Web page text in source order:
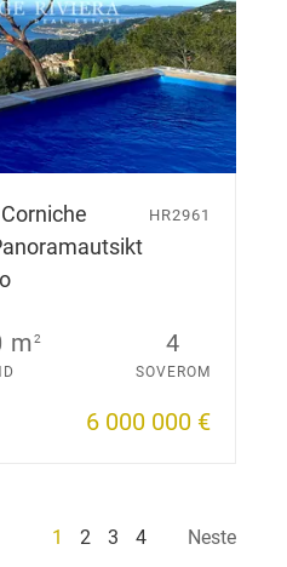
HR2961
m2 4
SOVEROM
6 000 000 €
1 2 3 4 Neste